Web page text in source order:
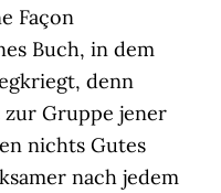
Façon
Buch, in dem
denn
Gruppe jener
nichts Gutes
nach jedem